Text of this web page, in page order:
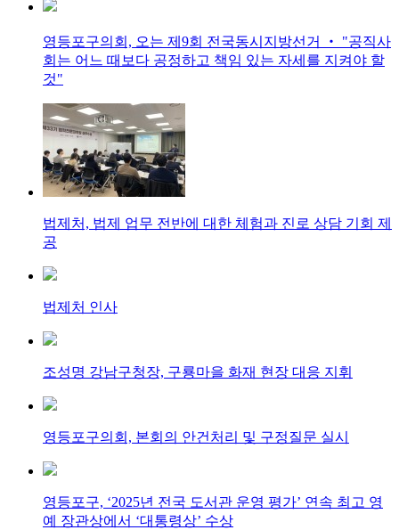
영등포구의회, 오는 제9회 전국동시지방선거 ‧ "공직사
회는 어느 때보다 공정하고 책임 있는 자세를 지켜야 할
것"
법제처, 법제 업무 전반에 대한 체험과 진로 상담 기회 제
공
법제처 인사
조성명 강남구청장, 구룡마을 화재 현장 대응 지휘
영등포구의회, 본회의 안건처리 및 구정질문 실시
영등포구, ‘2025년 전국 도서관 운영 평가’ 연속 최고 영
예 장관상에서 ‘대통령상’ 수상